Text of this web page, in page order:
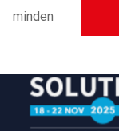
minden